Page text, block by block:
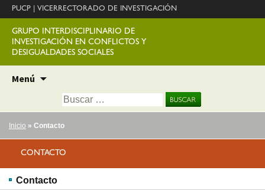
PUCP VICERRECTORADO DE INVESTIGACIÓN
GRUPO INTERDISCIPLINARIO DE
INVESTIGACIÓN EN CONFLICTOS Y
DESIGUALDADES SOCIALES
Menú
contenido
Buscar:
Inicio » Contacto
CONTACTO
Contacto